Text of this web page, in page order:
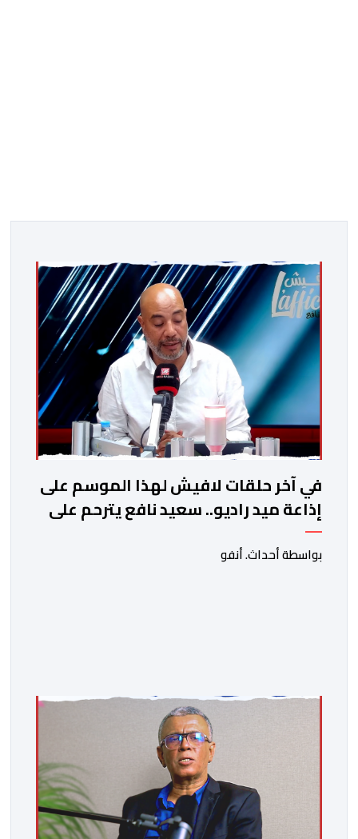
في آخر حلقات لافيش لهذا الموسم على
إذاعة ميد راديو.. سعيد نافع يترحم على
الفقيد الكاتب والصحفي جمال زايد
بواسطة أحداث. أنفو